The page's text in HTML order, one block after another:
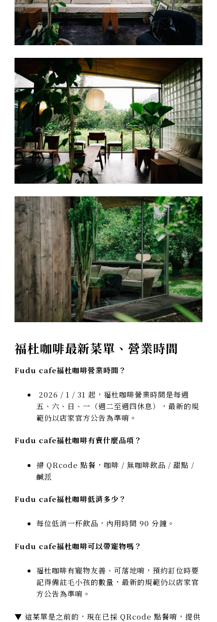
福杜咖啡最新菜單、營業時間
Fudu cafe福杜咖啡營業時間？
2026 / 1 / 31 起，福杜咖啡營業時間是每週
五、六、日、一（週二至週四休息），最新的規
範仍以店家官方公告為準唷。
Fudu cafe福杜咖啡有賣什麼品項？
掃 QRcode 點餐，咖啡 / 無咖啡飲品 / 甜點 /
鹹派
Fudu cafe福杜咖啡低消多少？
每位低消一杯飲品，內用時間 90 分鐘。
Fudu cafe福杜咖啡可以帶寵物嗎？
福杜咖啡有寵物友善、可落地唷，預約訂位時要
記得備註毛小孩的數量，最新的規範仍以店家官
方公告為準唷。
▼ 這菜單是之前的，現在已採 QRcode 點餐唷，提供